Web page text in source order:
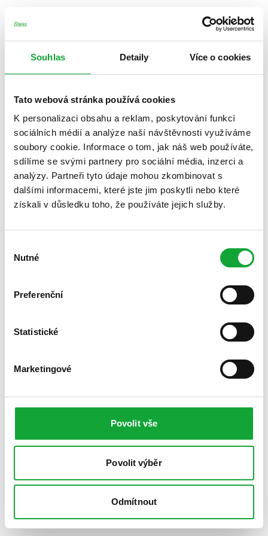
Souhlas Detaily Více o cookies
Tato webová stránka používá cookies
K personalizaci obsahu a reklam, poskytování funkcí
sociálních médií a analýze naší návštěvnosti využíváme
soubory cookie. Informace o tom, jak náš web používáte,
sdílíme se svými partnery pro sociální média, inzerci a
analýzy. Partneři tyto údaje mohou zkombinovat s
dalšími informacemi, které jste jim poskytli nebo které
získali v důsledku toho, že používáte jejich služby.
souhlasu
Nutné
Preferenční
Statistické
Marketingové
Povolit vše
Povolit výběr
Odmítnout